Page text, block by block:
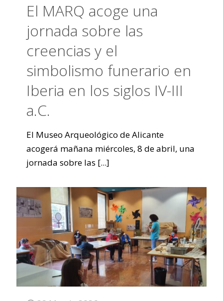
El MARQ acoge una
jornada sobre las
creencias y el
simbolismo funerario en
Iberia en los siglos IV-III
a.C.
El Museo Arqueológico de Alicante
acogerá mañana miércoles, 8 de abril, una
jornada sobre las [...]